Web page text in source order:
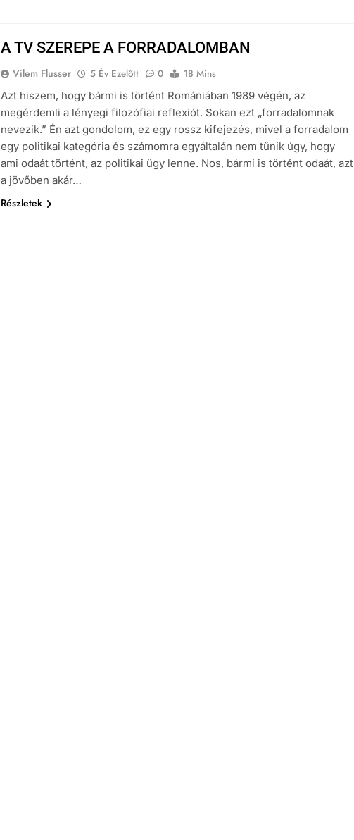
A TV SZEREPE A FORRADALOMBAN
Vilem Flusser 5 Év Ezelőtt 0
18 Mins
Azt hiszem, hogy bármi is történt Romániában 1989 végén, az
megérdemli a lényegi filozófiai reflexiót. Sokan ezt „forradalomnak
nevezik.” Én azt gondolom, ez egy rossz kifejezés, mivel a forradalom
egy politikai kategória és számomra egyáltalán nem tűnik úgy, hogy
ami odaát történt, az politikai ügy lenne. Nos, bármi is történt odaát, azt
a jövőben akár…
Részletek